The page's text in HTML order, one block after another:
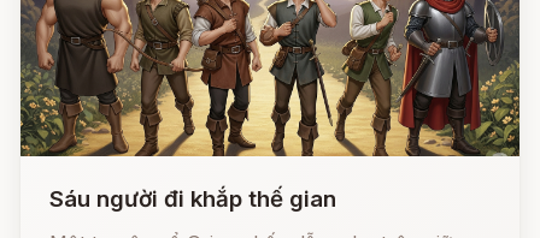
Sáu người đi khắp thế gian